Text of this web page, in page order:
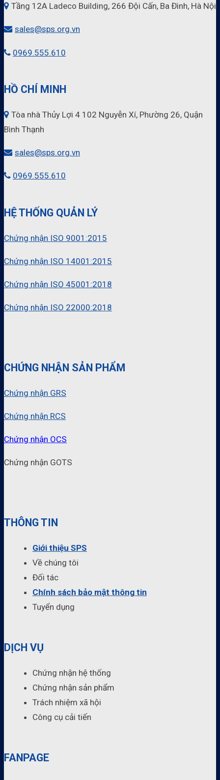
Tầng 12A Ladeco Building, 266 Đội Cấn, Ba Đình, Hà Nội
sales@sps.org.vn
0969.555.610
HỒ CHÍ MINH
Tòa nhà Thủy Lợi 4 102 Nguyễn Xí, Phường 26, Quận
Bình Thạnh
sales@sps.org.vn
0969.555.610
HỆ THỐNG QUẢN LÝ
Chứng nhận ISO 9001:2015
Chứng nhận ISO 14001:2015
Chứng nhận ISO 45001:2018
Chứng nhận ISO 22000:2018
CHỨNG NHẬN SẢN PHẨM
Chứng nhận GRS
Chứng nhận RCS
Chứng nhận OCS
Chứng nhận GOTS
THÔNG TIN
Giới thiệu SPS
Về chúng tôi
Đối tác
Chính sách bảo mật thông tin
Tuyển dụng
DỊCH VỤ
Chứng nhận hệ thống
Chứng nhận sản phẩm
Trách nhiệm xã hội
Công cụ cải tiến
FANPAGE